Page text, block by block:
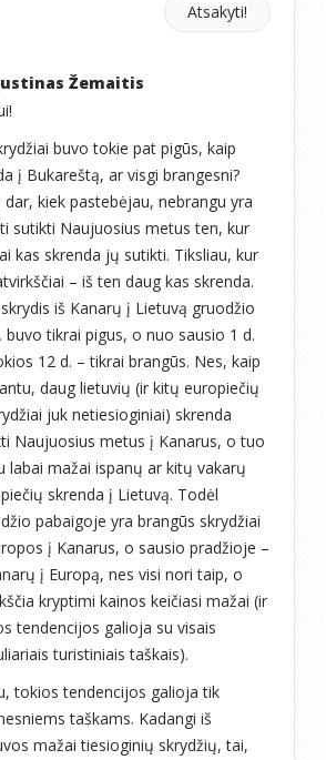
Atsakyti!
Žemaitis
buvo tokie pat pigūs, kaip
į Bukareštą, ar visgi brangesni?
dar, kiek pastebėjau, nebrangu yra
sutikti Naujuosius metus ten, kur
kas skrenda jų sutikti. Tiksliau, kur
– iš ten daug kas skrenda.
skrydis iš Kanarų į Lietuvą gruodžio
buvo tikrai pigus, o nuo sausio 1 d.
12 d. – tikrai brangūs. Nes, kaip
daug lietuvių (ir kitų europiečių
juk netiesioginiai) skrenda
Naujuosius metus į Kanarus, o tuo
labai mažai ispanų ar kitų vakarų
skrenda į Lietuvą. Todėl
pabaigoje yra brangūs skrydžiai
į Kanarus, o sausio pradžioje –
į Europą, nes visi nori taip, o
kryptimi kainos keičiasi mažai (ir
tendencijos galioja su visais
turistiniais taškais).
tokios tendencijos galioja tik
taškams. Kadangi iš
mažai tiesioginių skrydžių, tai,